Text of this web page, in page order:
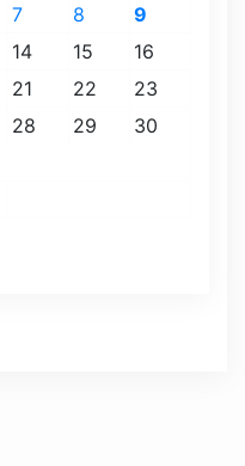
7 8
9
14 15
16
21 22
23
28 29
30